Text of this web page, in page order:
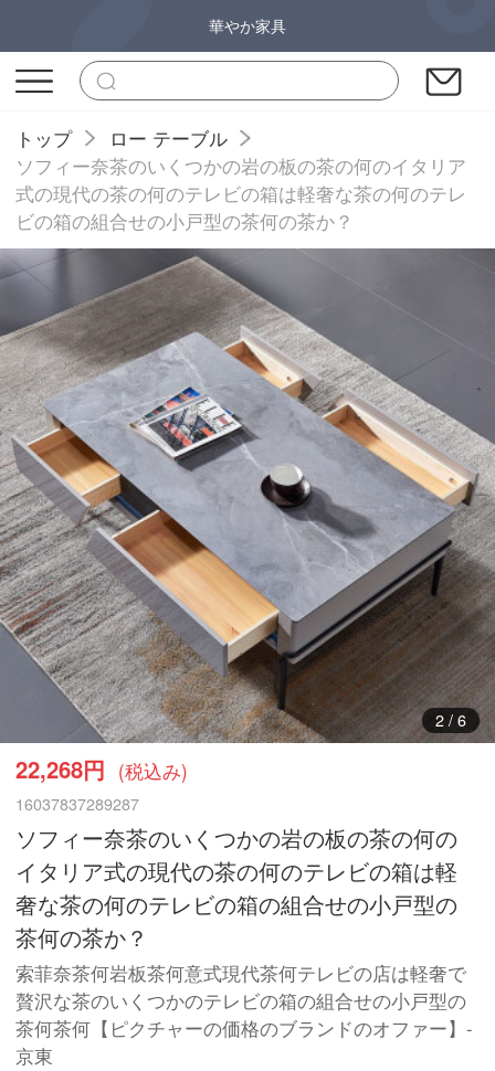
華やか家具
トップ
ロー テーブル
ソフィー奈茶のいくつかの岩の板の茶の何のイタリア
式の現代の茶の何のテレビの箱は軽奢な茶の何のテレ
ビの箱の組合せの小戸型の茶何の茶か？
3/ 6
22,268円 (税込み)
16037837289287
ソフィー奈茶のいくつかの岩の板の茶の何の
イタリア式の現代の茶の何のテレビの箱は軽
奢な茶の何のテレビの箱の組合せの小戸型の
茶何の茶か？
索菲奈茶何岩板茶何意式現代茶何テレビの店は軽奢で
贅沢な茶のいくつかのテレビの箱の組合せの小戸型の
茶何茶何【ピクチャーの価格のブランドのオファー】-
京東